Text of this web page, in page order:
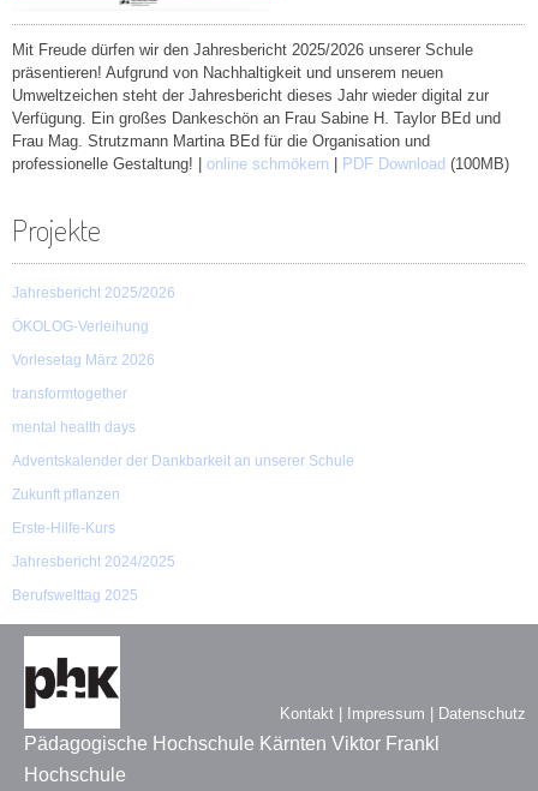
Mit Freude dürfen wir den Jahresbericht 2025/2026 unserer Schule
präsentieren! Aufgrund von Nachhaltigkeit und unserem neuen
Umweltzeichen steht der Jahresbericht dieses Jahr wieder digital zur
Verfügung. Ein großes Dankeschön an Frau Sabine H. Taylor BEd und
Frau Mag. Strutzmann Martina BEd für die Organisation und
professionelle Gestaltung!
online schmökern PDF Download (100MB)
Projekte
Jahresbericht 2025/2026
ÖKOLOG-Verleihung
Vorlesetag März 2026
transformtogether
mental health days
Adventskalender der Dankbarkeit an unserer Schule
Zukunft pflanzen
Erste-Hilfe-Kurs
Jahresbericht 2024/2025
Berufswelttag 2025
Pädagogische Hochschule Kärnten Viktor Frankl
Hochschule
Kontakt Impressum Datenschutz